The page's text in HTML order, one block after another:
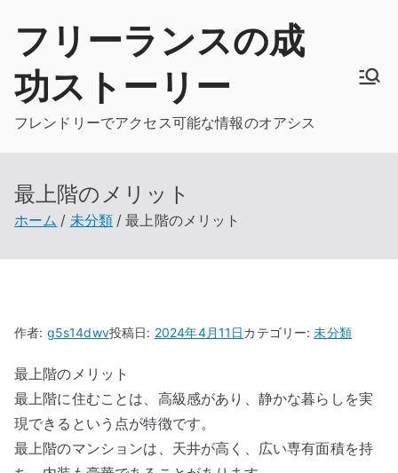
フリーランスの成
功ストーリー
フレンドリーでアクセス可能な情報のオアシス
最上階のメリット
ホーム 未分類 最上階のメリット
作者: g5s14dwv投稿日: 2024年4月11日カテゴリー:未分類
最上階のメリット
最上階に住むことは、高級感があり、静かな暮らしを実
現できるという点が特徴です。
最上階のマンションは、天井が高く、広い専有面積を持